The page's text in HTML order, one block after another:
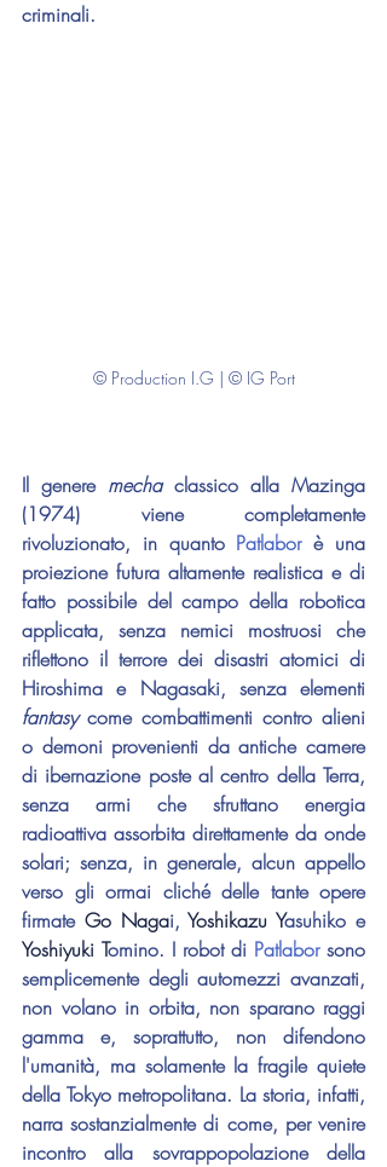
criminali.
© Production I.G | © IG Port
Il genere mecha classico alla Mazinga
(1974) viene completamente
rivoluzionato, in quanto Patlabor è una
proiezione futura altamente realistica e di
fatto possibile del campo della robotica
applicata, senza nemici mostruosi che
riflettono il terrore dei disastri atomici di
fantasy come combattimenti contro alieni
o demoni provenienti da antiche camere
di ibernazione poste al centro della Terra,
senza armi che sfruttano energia
radioattiva assorbita direttamente da onde
solari; senza, in generale, alcun appello
verso gli ormai cliché delle tante opere
firmate Go Nagai, Yoshikazu Yasuhiko
e
Yoshiyuki Tomino. I robot di Patlabor sono
semplicemente degli automezzi avanzati,
non volano in orbita, non sparano raggi
gamma e, soprattutto, non difendono
l'umanità, ma solamente la fragile quiete
della Tokyo metropolitana. La storia, infatti,
narra sostanzialmente di come, per venire
incontro alla sovrappopolazione della